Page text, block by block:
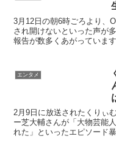
3月12日の朝6時ごろより、
され開けないといった声が
報告が数多くあがっていま
エンタメ
2月9日に放送されたくりぃ
ー芝大輔さんが「大物芸能
れた」といったエピソード